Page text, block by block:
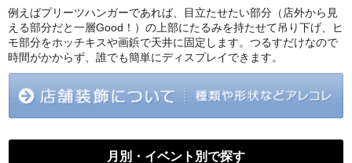
例えばプリーツハンガーであれば、目立たせたい部分（店外から見
える部分だと一層Good！）の上部にたるみを持たせて吊り下げ、ヒ
モ部分をホッチキスや画鋲で天井に固定します。つるすだけなので
時間がかからず、誰でも簡単にディスプレイできます。
月別・イベント別で探す